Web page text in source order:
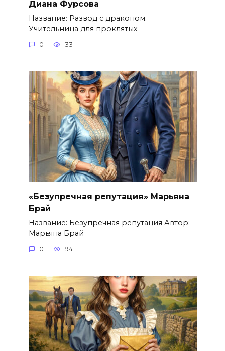
Диана Фурсова
Название: Развод с драконом.
Учительница для проклятых
0 33
«Безупречная репутация» Марьяна
Брай
Название: Безупречная репутация Автор:
Марьяна Брай
0 94